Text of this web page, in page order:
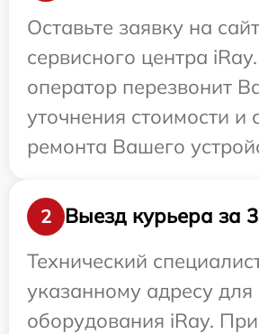
Оставьте заявку на
сервисного центра
оператор перезвонит
уточнения стоимости и
ремонта Вашего
2
Выезд курьера за
Технический
указанному адресу для
оборудования iRay.